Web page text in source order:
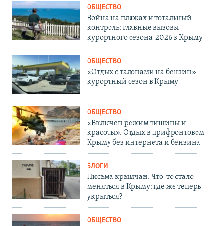
ОБЩЕСТВО
Война на пляжах и тотальный
контроль: главные вызовы
курортного сезона-2026 в Крыму
ОБЩЕСТВО
«Отдых с талонами на бензин»:
курортный сезон в Крыму
ОБЩЕСТВО
«Включен режим тишины и
красоты». Отдых в прифронтовом
Крыму без интернета и бензина
БЛОГИ
Письма крымчан. Что-то стало
меняться в Крыму: где же теперь
укрыться?
ОБЩЕСТВО